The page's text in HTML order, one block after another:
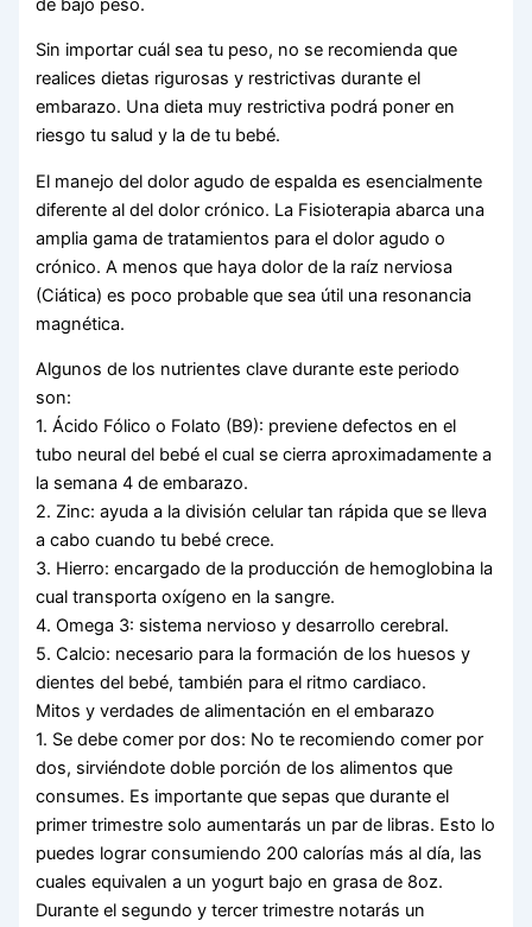
de bajo peso.
Sin importar cuál sea tu peso, no se recomienda que
realices dietas rigurosas y restrictivas durante el
embarazo. Una dieta muy restrictiva podrá poner en
riesgo tu salud y la de tu bebé.
El manejo del dolor agudo de espalda es esencialmente
diferente al del dolor crónico. La Fisioterapia abarca una
amplia gama de tratamientos para el dolor agudo o
crónico. A menos que haya dolor de la raíz nerviosa
(Ciática) es poco probable que sea útil una resonancia
magnética.
Algunos de los nutrientes clave durante este periodo
son:
1. Ácido Fólico o Folato (B9): previene defectos en el
tubo neural del bebé el cual se cierra aproximadamente a
la semana 4 de embarazo.
2. Zinc: ayuda a la división celular tan rápida que se lleva
a cabo cuando tu bebé crece.
3. Hierro: encargado de la producción de hemoglobina la
cual transporta oxígeno en la sangre.
4. Omega 3: sistema nervioso y desarrollo cerebral.
5. Calcio: necesario para la formación de los huesos y
dientes del bebé, también para el ritmo cardiaco.
Mitos y verdades de alimentación en el embarazo
1. Se debe comer por dos: No te recomiendo comer por
dos, sirviéndote doble porción de los alimentos que
consumes. Es importante que sepas que durante el
primer trimestre solo aumentarás un par de libras. Esto lo
puedes lograr consumiendo 200 calorías más al día, las
cuales equivalen a un yogurt bajo en grasa de 8oz.
Durante el segundo y tercer trimestre notarás un